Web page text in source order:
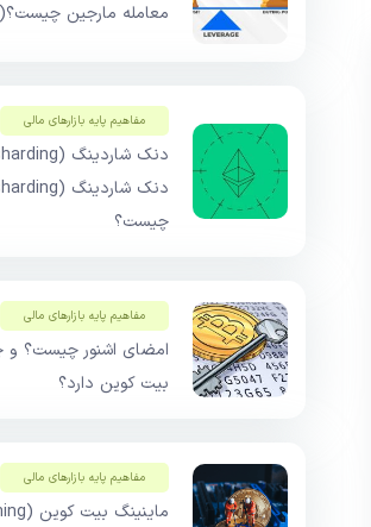
معامله مارجین چیست؟(margin trading)
مفاهیم پایه بازار‌های مالی
چیست؟
مفاهیم پایه بازار‌های مالی
امضای اشنور چیست؟ و
بیت کوین دارد؟
مفاهیم پایه بازار‌های مالی